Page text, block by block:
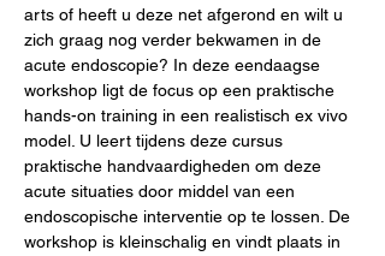
arts of heeft u deze net afgerond en wilt u
zich graag nog verder bekwamen in de
acute endoscopie? In deze eendaagse
workshop ligt de focus op een praktische
hands-on training in een realistisch ex vivo
model. U leert tijdens deze cursus
praktische handvaardigheden om deze
acute situaties door middel van een
endoscopische interventie op te lossen. De
workshop is kleinschalig en vindt plaats in